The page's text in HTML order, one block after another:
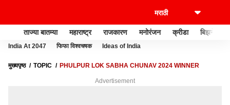
ताज्या बातम्या महाराष्ट्र राजकारण मनोरंजन क्रीडा बिझनेस
India At 2047 फिफा विश्वचषक Ideas of India
मुख्यपृष्ठ TOPIC PHULPUR LOK SABHA CHUNAV 2024 WINNER
Advertisement